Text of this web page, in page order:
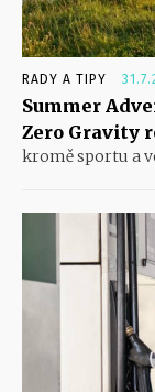
RADY A TIPY
Summer
Zero Gravity
kromě sportu a